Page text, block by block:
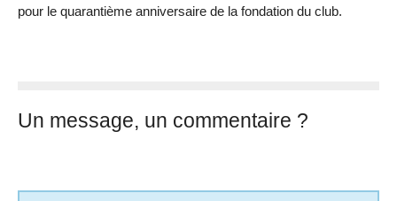
pour le quarantième anniversaire de la fondation du club.
Un message, un commentaire ?